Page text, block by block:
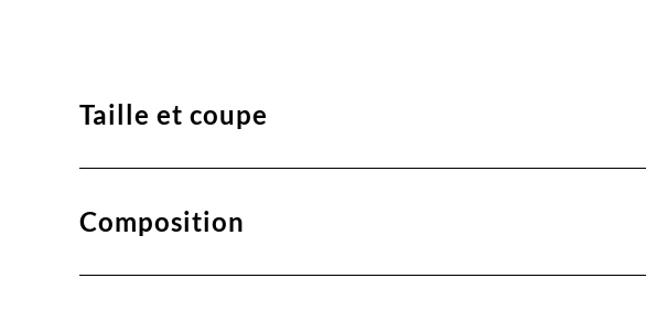
Taille et coupe
Composition